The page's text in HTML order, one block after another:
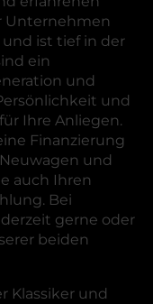
Unternehmen
und ist tief in der
ein
und
und
Ihre Anliegen.
Finanzierung
und
auch Ihren
Bei
gerne oder
beiden
Klassiker und